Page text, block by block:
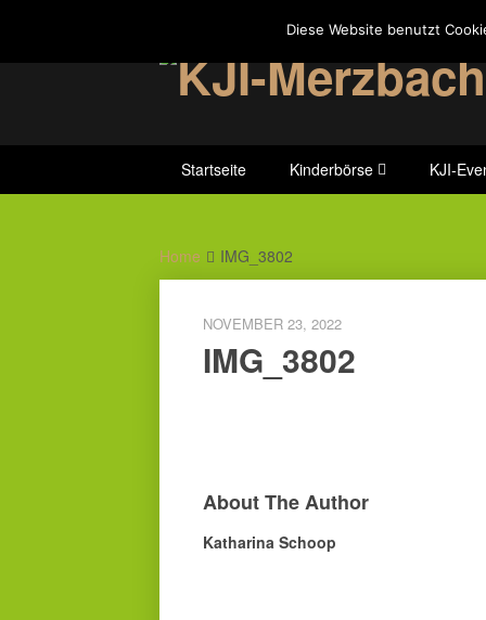
Startseite Kinderbörse KJI-
Home IMG_3802
NOVEMBER 23, 2022
IMG_3802
About The Author
Katharina Schoop
Diese Website benutzt